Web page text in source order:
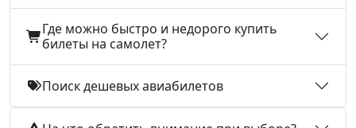
Где можно быстро и недорого купить
билеты на самолет?
Поиск дешевых авиабилетов